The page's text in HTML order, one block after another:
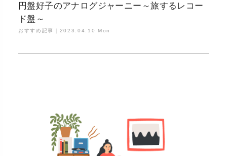
円盤好子のアナログジャーニー～旅するレコー
ド盤～
おすすめ記事｜ 2023.04.10 Mon